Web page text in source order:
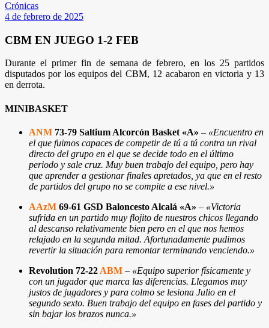
Crónicas
4 de febrero de 2025
CBM EN JUEGO 1-2 FEB
Durante el primer fin de semana de febrero, en los 25 partidos
disputados por los equipos del CBM, 12 acabaron en victoria y 13
en derrota.
MINIBASKET
ANM 73-79 Saltium Alcorcón Basket «A» – «Encuentro en
el que fuimos capaces de competir de tú a tú contra un rival
directo del grupo en el que se decide todo en el último
periodo y sale cruz. Muy buen trabajo del equipo, pero hay
que aprender a gestionar finales apretados, ya que en el resto
de partidos del grupo no se compite a ese nivel.»
AAzM 69-61 GSD Baloncesto Alcalá «A» – «Victoria
sufrida en un partido muy flojito de nuestros chicos llegando
al descanso relativamente bien pero en el que nos hemos
relajado en la segunda mitad. Afortunadamente pudimos
revertir la situación para remontar terminando venciendo.»
Revolution 72-22 ABM – «Equipo superior físicamente y
con un jugador que marca las diferencias. Llegamos muy
justos de jugadores y para colmo se lesiona Julio en el
segundo sexto. Buen trabajo del equipo en fases del partido y
sin bajar los brazos nunca.»